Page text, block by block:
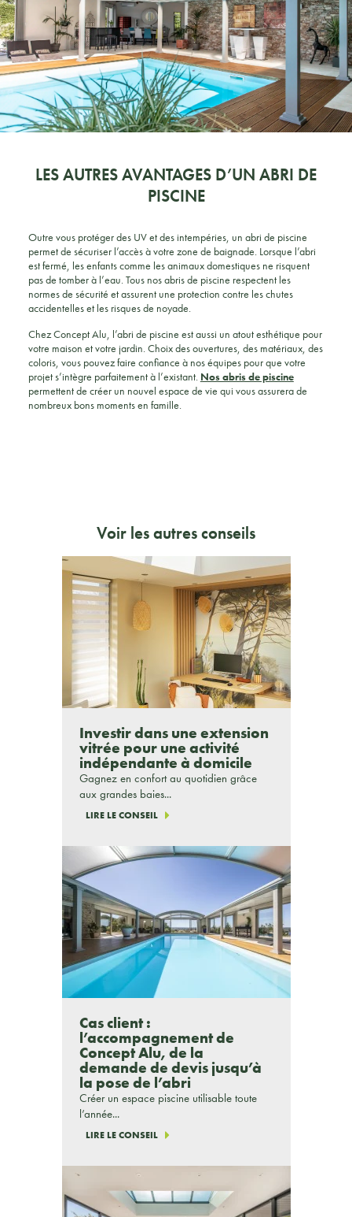
LES AUTRES AVANTAGES D’UN ABRI DE
PISCINE
Outre vous protéger des UV et des intempéries, un abri de piscine
permet de sécuriser l’accès à votre zone de baignade. Lorsque l’abri
est fermé, les enfants comme les animaux domestiques ne risquent
pas de tomber à l’eau. Tous nos abris de piscine respectent les
normes de sécurité et assurent une protection contre les chutes
accidentelles et les risques de noyade.
Chez Concept Alu, l’abri de piscine est aussi un atout esthétique pour
votre maison et votre jardin. Choix des ouvertures, des matériaux, des
coloris, vous pouvez faire confiance à nos équipes pour que votre
projet s’intègre parfaitement à l’existant. Nos abris de piscine
permettent de créer un nouvel espace de vie qui vous assurera de
nombreux bons moments en famille.
Voir les autres conseils
Investir dans une extension
vitrée pour une activité
indépendante à domicile
Gagnez en confort au quotidien grâce
aux grandes baies...
LIRE LE CONSEIL
Cas client :
l’accompagnement de
Concept Alu, de la
demande de devis jusqu’à
la pose de l’abri
Créer un espace piscine utilisable toute
l’année...
LIRE LE CONSEIL